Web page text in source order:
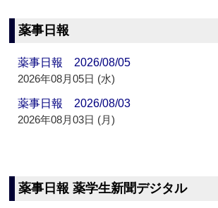
薬事日報
薬事日報 2026/08/05
2026年08月05日 (水)
薬事日報 2026/08/03
2026年08月03日 (月)
薬事日報 薬学生新聞デジタル